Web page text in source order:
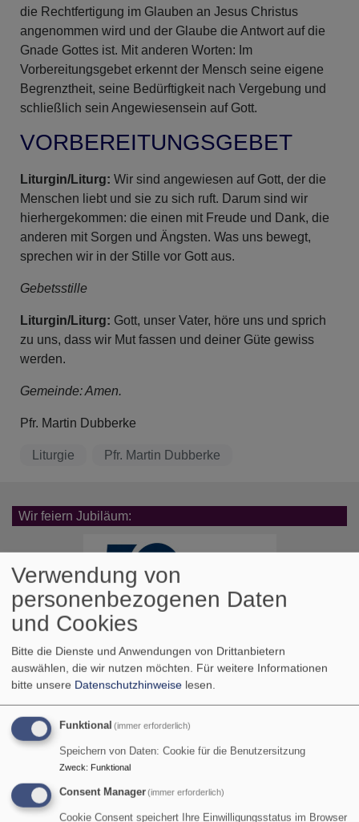
die Rechtfertigung im Glauben an Jesus Christus
angenommen wird und der Glaube die Antwort auf die
Gnade Gottes ist. Mit anderen Worten: Im
Vorbereitungsgebet erkennt der Mensch seine eigene
Begrenztheit, seine Bedürftigkeit nach Vergebung und
schließlich sein Angewiesensein auf Gott.
VORBEREITUNGSGEBET
Liturgin/Liturg: Wir sind angewiesen auf Gott, der die
Menschen liebt und sie zu sich ruft. Darum sind wir
hierhergekommen: die einen mit Freude und Dank, die
anderen mit Sorgen und Ängsten. Was uns bewegt,
sprechen wir in der Stille vor Gott aus.
Gebetsstille
Liturgin/Liturg: Gott, unser Vater, höre uns und sprich
zu uns, dass wir Mut fassen und deiner Güte gewiss
werden.
Gemeinde: Amen.
Pfr. Martin Dubberke
Liturgie Pfr. Martin Dubberke
Wir feiern Jubiläum:
Bildrechte KI/rjt
Terminvorschau:
Verwendung von
personenbezogenen Daten
und Cookies
Bitte die Dienste und Anwendungen von Drittanbietern
auswählen, die wir nutzen möchten. Für weitere Informationen
bitte unsere Datenschutzhinweise lesen.
Funktional (immer erforderlich)
Speichern von Daten: Cookie für die Benutzersitzung
Zweck: Funktional
Consent Manager(immer erforderlich)
Cookie Consent speichert Ihre Einwilligungsstatus im Browser